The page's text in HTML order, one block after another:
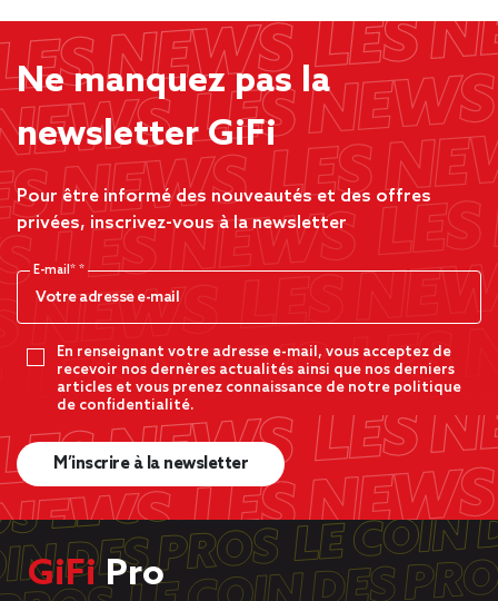
Ne manquez pas la
newsletter GiFi
Pour être informé des nouveautés et des offres
privées, inscrivez-vous à la newsletter
E-mail*
En renseignant votre adresse e-mail, vous acceptez de
recevoir nos dernères actualités ainsi que nos derniers
articles et vous prenez connaissance de notre politique
de confidentialité.
M’inscrire à la newsletter
GiFiPro